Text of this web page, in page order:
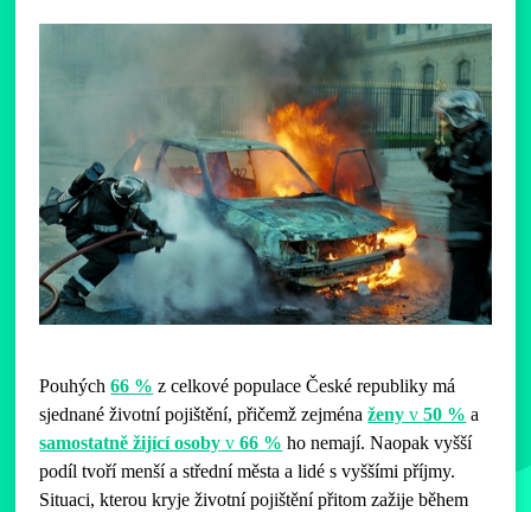
Pouhých66 % z celkové populace České republiky má
sjednané životní pojištění, přičemž zejménaženy v50 % a
samostatně žijící osoby v66 % ho nemají. Naopak vyšší
podíl tvoří menší a střední města a lidé s vyššími příjmy.
Situaci, kterou kryje životní pojištění přitom zažije během